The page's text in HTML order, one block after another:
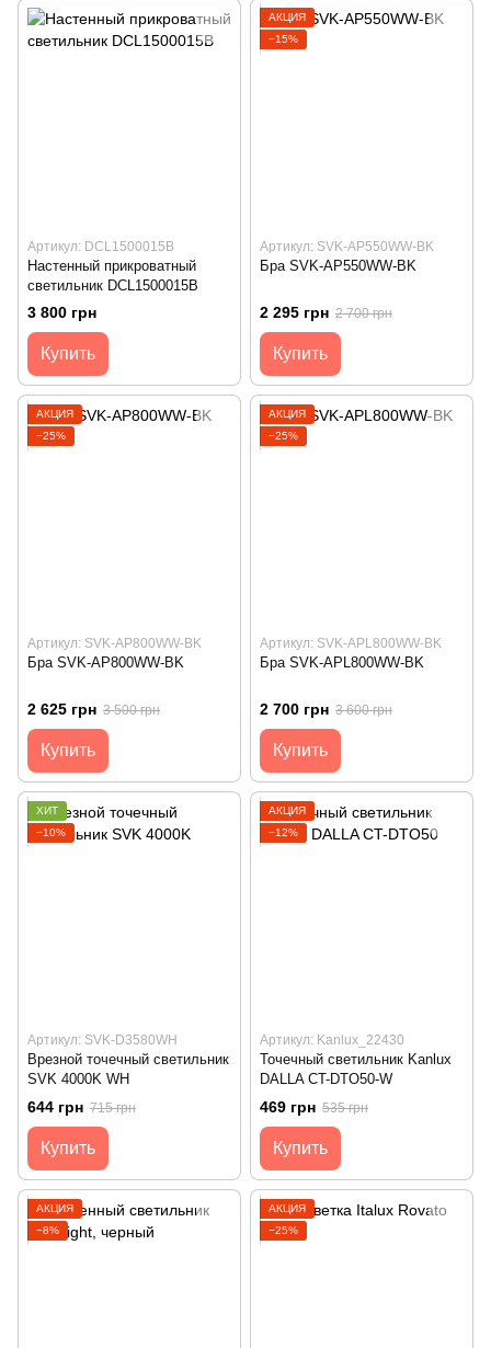
Артикул: DCL1500015B
Настенный прикроватный
светильник DCL1500015B
3 800 грн
Купить
АКЦИЯ
−15%
Артикул: SVK-AP550WW-BK
Бра SVK-AP550WW-BK
2 295 грн 2 700 грн
Купить
АКЦИЯ
−25%
Артикул: SVK-AP800WW-BK
Бра SVK-AP800WW-BK
2 625 грн 3 500 грн
Купить
АКЦИЯ
−25%
Артикул: SVK-APL800WW-BK
Бра SVK-APL800WW-BK
2 700 грн 3 600 грн
Купить
ХИТ
−10%
Артикул: SVK-D3580WH
Врезной точечный светильник
SVK 4000K WH
644 грн 715 грн
Купить
АКЦИЯ
−12%
Артикул: Kanlux_22430
Точечный светильник Kanlux
DALLA CT-DTO50-W
469 грн 535 грн
Купить
АКЦИЯ
−8%
АКЦИЯ
−25%